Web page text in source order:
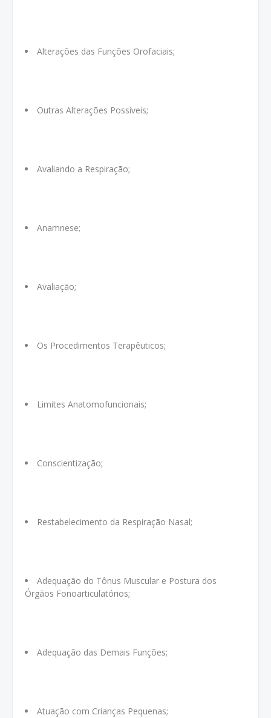
Alterações das Funções Orofaciais;
Outras Alterações Possíveis;
Avaliando a Respiração;
Anamnese;
Avaliação;
Os Procedimentos Terapêuticos;
Limites Anatomofuncionais;
Conscientização;
Restabelecimento da Respiração Nasal;
Adequação do Tônus Muscular e Postura dos
Órgãos Fonoarticulatórios;
Adequação das Demais Funções;
Atuação com Crianças Pequenas;